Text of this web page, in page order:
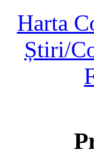
Harta
Știri/